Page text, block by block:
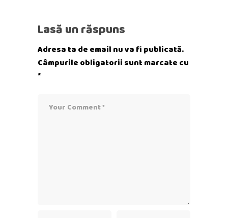
Lasă un răspuns
Adresa ta de email nu va fi publicată.
Câmpurile obligatorii sunt marcate cu
*